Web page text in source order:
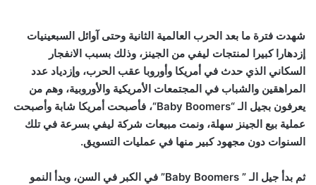
شهدت فترة ما بعد الحرب العالمية الثانية وحتى آوائل السبعينيات
إزدهارا كبيرا لمنتجات ليفي من الجينز، وذلك بسبب الانفجار
السكاني الذي حدث في أمريكا وأوروبا عقب الحرب، وإزدياد عدد
المراهقين والشباب في المجتمعات الأمريكية والأوروبية، وهم من
يعرفون بجيل الـ “Baby Boomers“، فأصبحت أمريكا شابة وأصبحت
عملية بيع الجينز سهلة، ونمت مبيعات شركة ليفي بسرعة في تلك
السنوات دون مجهود كبير منها في عمليات التسويق.
ثم بدأ جيل الـ ” Baby Boomers” في الكبر في السن، وبدأ النمو